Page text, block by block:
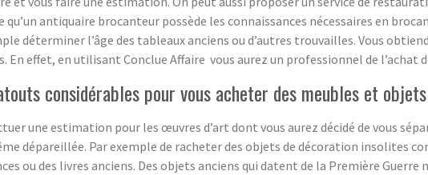
qu’un antiquaire brocanteur possède les connaissances nécessaires en
déterminer l’âge des tableaux anciens ou d’autres trouvailles. Vous
En effet, en utilisant Conclue Affaire vous aurez un professionnel de l’achat
considérables pour vous acheter des meubles et
une estimation pour les œuvres d’art dont vous aurez décidé de vous
dépareillée. Par exemple de racheter des objets de décoration insolites
ou des livres anciens. Des objets anciens qui datent de la Première